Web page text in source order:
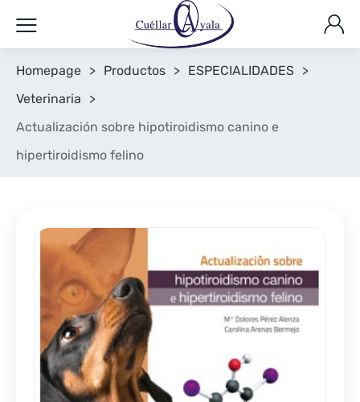
Homepage > Productos > ESPECIALIDADES >
Veterinaria
>
Actualización sobre hipotiroidismo canino e
hipertiroidismo felino